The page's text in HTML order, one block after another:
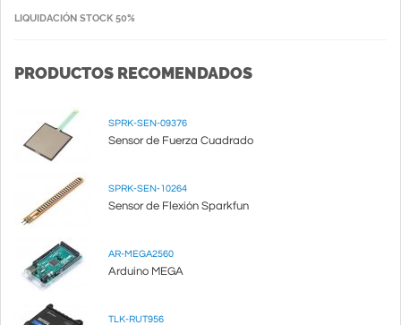
LIQUIDACIÓN STOCK 50%
PRODUCTOS RECOMENDADOS
SPRK-SEN-09376
Sensor de Fuerza Cuadrado
SPRK-SEN-10264
Sensor de Flexión Sparkfun
AR-MEGA2560
Arduino MEGA
TLK-RUT956